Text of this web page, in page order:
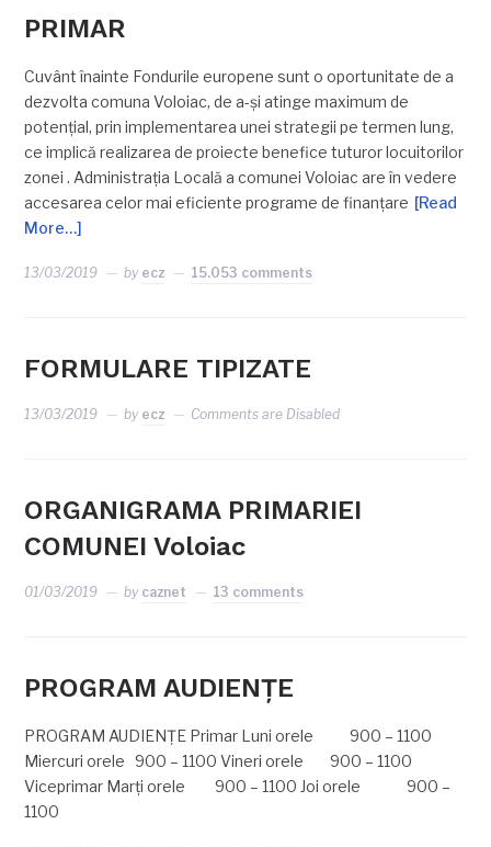
PRIMAR
Cuvânt înainte Fondurile europene sunt o oportunitate de a
dezvolta comuna Voloiac, de a-şi atinge maximum de
potenţial, prin implementarea unei strategii pe termen lung,
ce implică realizarea de proiecte benefice tuturor locuitorilor
zonei . Administraţia Locală a comunei Voloiac are în vedere
accesarea celor mai eficiente programe de finanţare [Read
More…]
13/03/2019 by ecz 15.053 comments
FORMULARE TIPIZATE
13/03/2019 by ecz Comments are Disabled
ORGANIGRAMA PRIMARIEI
COMUNEI Voloiac
01/03/2019 by caznet 13 comments
PROGRAM AUDIENŢE
PROGRAM AUDIENŢE Primar Luni orele 900 – 1100
Miercuri orele 900 – 1100 Vineri orele 900 – 1100
Viceprimar Marți orele 900 – 1100 Joi orele 900 –
1100